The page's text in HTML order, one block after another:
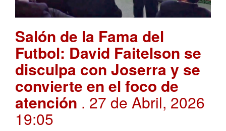
Salón de la Fama del
Futbol: David Faitelson se
disculpa con Joserra y se
convierte en el foco de
atención . 27 de Abril, 2026
19:05